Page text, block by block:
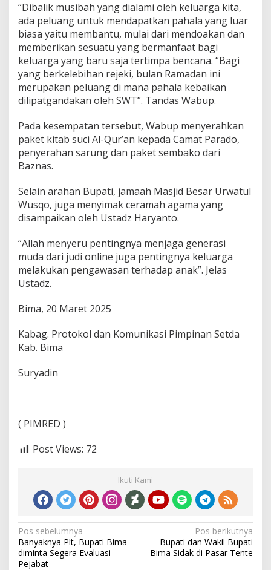
“Dibalik musibah yang dialami oleh keluarga kita,
ada peluang untuk mendapatkan pahala yang luar
biasa yaitu membantu, mulai dari mendoakan dan
memberikan sesuatu yang bermanfaat bagi
keluarga yang baru saja tertimpa bencana. “Bagi
yang berkelebihan rejeki, bulan Ramadan ini
merupakan peluang di mana pahala kebaikan
dilipatgandakan oleh SWT”. Tandas Wabup.
Pada kesempatan tersebut, Wabup menyerahkan
paket kitab suci Al-Qur’an kepada Camat Parado,
penyerahan sarung dan paket sembako dari
Baznas.
Selain arahan Bupati, jamaah Masjid Besar Urwatul
Wusqo, juga menyimak ceramah agama yang
disampaikan oleh Ustadz Haryanto.
“Allah menyeru pentingnya menjaga generasi
muda dari judi online juga pentingnya keluarga
melakukan pengawasan terhadap anak”. Jelas
Ustadz.
Bima, 20 Maret 2025
Kabag. Protokol dan Komunikasi Pimpinan Setda
Kab. Bima
Suryadin
( PIMRED )
Post Views: 72
Ikuti Kami
Navigasi
pos
Pos sebelumnya
Banyaknya Plt, Bupati Bima
diminta Segera Evaluasi
Pejabat
Pos berikutnya
Bupati dan Wakil Bupati
Bima Sidak di Pasar Tente